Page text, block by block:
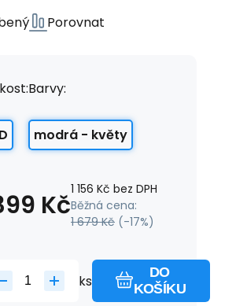
Porovnat
Barvy:
modrá - květy
Kč1 156 Kč bez DPH
Běžná cena:
1 679 Kč (-17%)
ks
DO
KOŠÍKU